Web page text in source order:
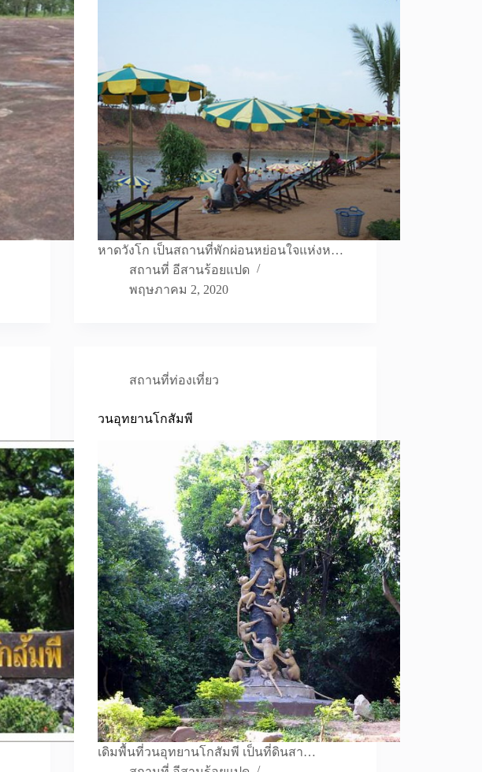
หาดวังโก เป็นสถานที่พักผ่อนหย่อนใจแห่งห…
สถานที่ อีสานร้อยแปด
พฤษภาคม 2, 2020
สถานที่ท่องเที่ยว
วนอุทยานโกสัมพี
เดิมพื้นที่วนอุทยานโกสัมพี เป็นที่ดินสา…